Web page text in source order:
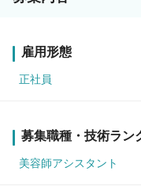
雇用形態
正社員
募集職種・技術ラン
美容師アシスタント